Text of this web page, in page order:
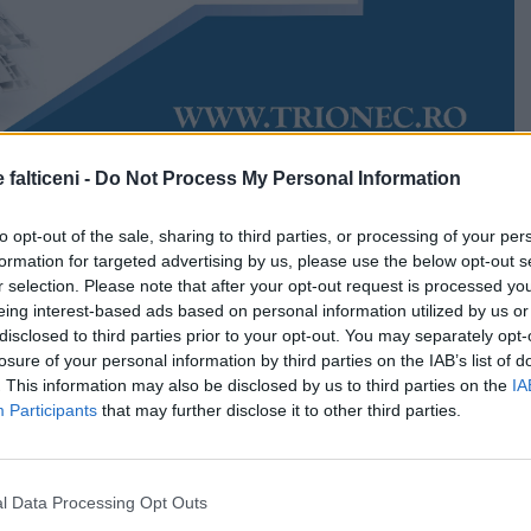
falticeni - Do Not Process My Personal Information
opt-out of the sale, sharing to third parties, or processing of your
for targeted advertising by us, please use the below opt-out
selection. Please note that after your opt-out request is processed
interest-based ads based on personal information utilized by us
to third parties prior to your opt-out. You may separately
of your personal information by third parties on the IAB’s list of
This information may also be disclosed by us to third parties on the
Participants that may further disclose it to other third parties.
Data Processing Opt Outs
Accesări:
se întreacă în recorduri nedorite. Recorduri pe care
rutier din zona Fălticeni se străduiesc să le
ca și când și-ar testa limitele. La loc de cinste,
cu viteză excesivă, din păcate, se află condusul
alcoolice.
anul trecut au fost întocmite zeci de dosare penale.
au înregistrat recent un nou record de alcoolemie